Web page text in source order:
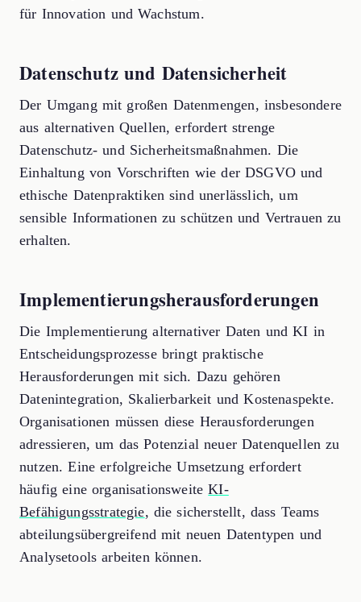
für Innovation und Wachstum.
Datenschutz und Datensicherheit
Der Umgang mit großen Datenmengen, insbesondere
aus alternativen Quellen, erfordert strenge
Datenschutz- und Sicherheitsmaßnahmen. Die
Einhaltung von Vorschriften wie der DSGVO und
ethische Datenpraktiken sind unerlässlich, um
sensible Informationen zu schützen und Vertrauen zu
erhalten.
Implementierungsherausforderungen
Die Implementierung alternativer Daten und KI in
Entscheidungsprozesse bringt praktische
Herausforderungen mit sich. Dazu gehören
Datenintegration, Skalierbarkeit und Kostenaspekte.
Organisationen müssen diese Herausforderungen
adressieren, um das Potenzial neuer Datenquellen zu
nutzen. Eine erfolgreiche Umsetzung erfordert
häufig eine organisationsweiteKI-
Befähigungsstrategie, die sicherstellt, dass Teams
abteilungsübergreifend mit neuen Datentypen und
Analysetools arbeiten können.